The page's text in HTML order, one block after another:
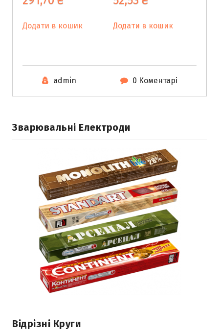
Додати в кошик Додати в кошик
admin 0 Коментарі
Зварювальні Електроди
Відрізні Круги